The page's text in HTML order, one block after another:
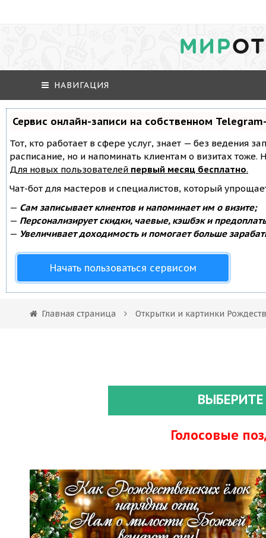
МИР
НАВИГАЦИЯ
Сервис онлайн-записи на собственном
Тот, кто работает в сфере услуг, знает — без ведения
расписание, но и напоминать клиентам о визитах
Для новых пользователей первый месяц бесплатно.
Чат-бот для мастеров и специалистов, который
— Сам записывает клиентов и напоминает им о визите;
— Персонализирует скидки, чаевые, кэшбэк и
— Увеличивает доходимость и помогает больше
Начать пользоваться сервисом
Главная страница Открытки и картинки
Голосовые